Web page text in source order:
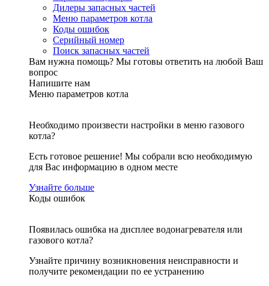
Дилеры запасных частей
Меню параметров котла
Коды ошибок
Серийный номер
Поиск запасных частей
Вам нужна помощь? Мы готовы ответить на любой Ваш
вопрос
Напишите нам
Меню параметров котла
Необходимо произвести настройки в меню газового
котла?
Есть готовое решение! Мы собрали всю необходимую
для Вас информацию в одном месте
Узнайте больше
Коды ошибок
Появилась ошибка на дисплее водонагревателя или
газового котла?
Узнайте причину возникновения неисправности и
получите рекомендации по ее устранению